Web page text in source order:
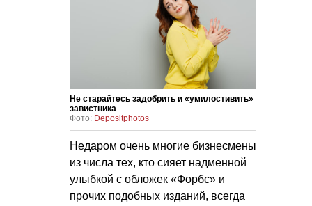
Не старайтесь задобрить и «умилостивить»
завистника
Фото: Depositphotos
Недаром очень многие бизнесмены
из числа тех, кто сияет надменной
улыбкой с обложек «Форбс» и
прочих подобных изданий, всегда